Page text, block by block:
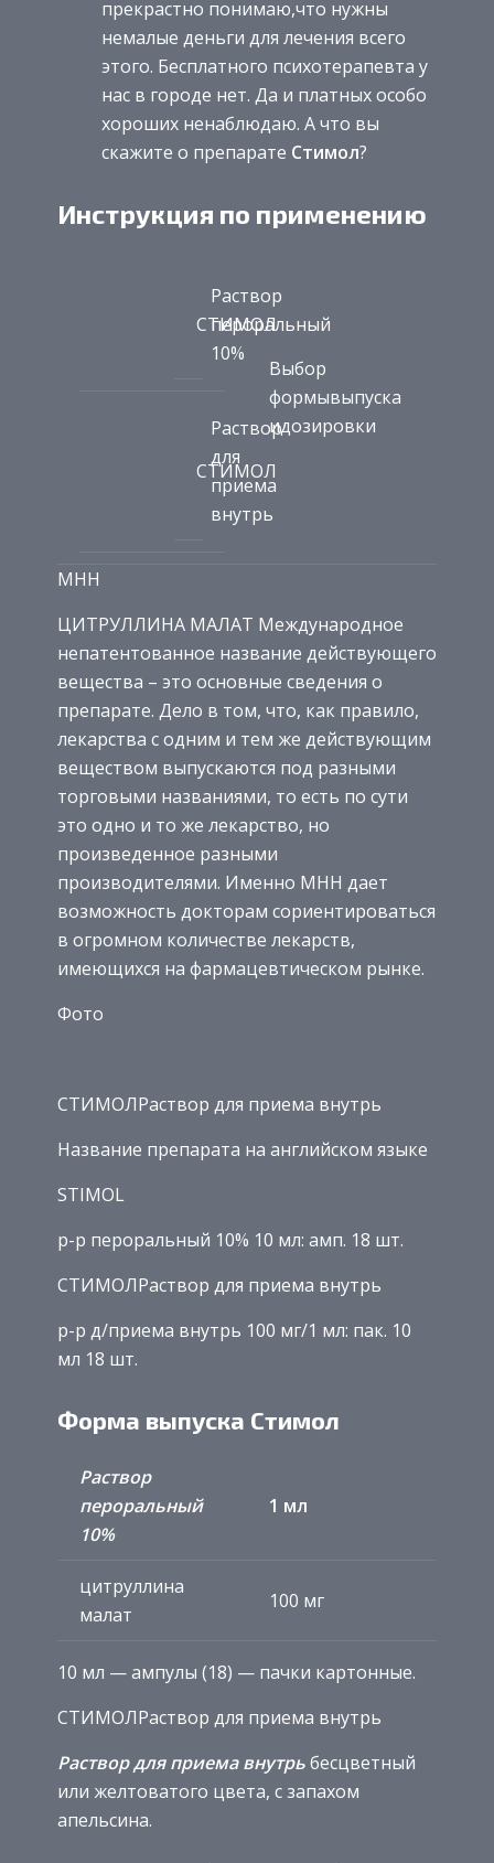
прекрастно понимаю,что нужны
немалые деньги для лечения всего
этого. Бесплатного психотерапевта у
нас в городе нет. Да и платных особо
хороших ненаблюдаю. А что вы
скажите о препарате Стимол?
Инструкция по применению
СТИМОЛ
Раствор
пероральный
10%
СТИМОЛ
Раствор
для
приема
внутрь
Выбор
формывыпуска
идозировки
МНН
ЦИТРУЛЛИНА МАЛАТ Международное
непатентованное название действующего
вещества – это основные сведения о
препарате. Дело в том, что, как правило,
лекарства с одним и тем же действующим
веществом выпускаются под разными
торговыми названиями, то есть по сути
это одно и то же лекарство, но
произведенное разными
производителями. Именно МНН дает
возможность докторам сориентироваться
в огромном количестве лекарств,
имеющихся на фармацевтическом рынке.
Фото
СТИМОЛРаствор для приема внутрь
Название препарата на английском языке
STIMOL
р-р пероральный 10% 10 мл: амп. 18 шт.
СТИМОЛРаствор для приема внутрь
р-р д/приема внутрь 100 мг/1 мл: пак. 10
мл 18 шт.
Форма выпуска Стимол
Раствор
пероральный
10%
1 мл
цитруллина
малат
100 мг
10 мл — ампулы (18) — пачки картонные.
СТИМОЛРаствор для приема внутрь
Раствор для приема внутрьбесцветный
или желтоватого цвета, с запахом
апельсина.